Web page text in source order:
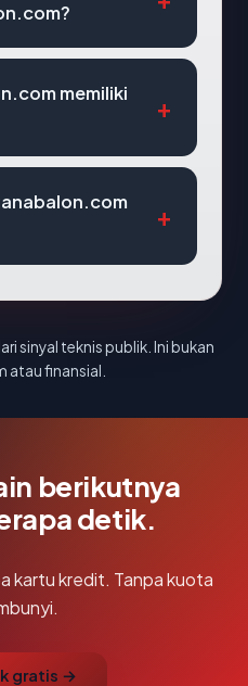
memiliki
sinyal teknis publik. Ini bukan
atau finansial.
berikutnya
detik.
kartu kredit. Tanpa kuota
gratis →